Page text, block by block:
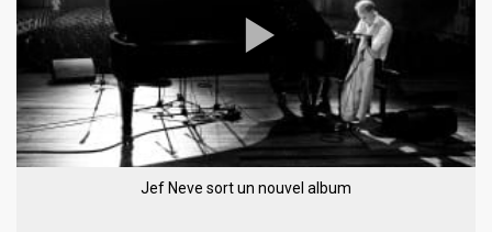
Jef Neve sort un nouvel album